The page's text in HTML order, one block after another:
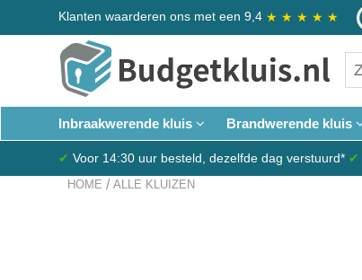
Klanten waarderen ons met een 9,4 ★ ★ ★ ★ ★
Inbraakwerende kluis Brandwerende kluis
✔ Voor 14:30 uur besteld, dezelfde dag verstuurd* ✔
HOME / ALLE KLUIZEN